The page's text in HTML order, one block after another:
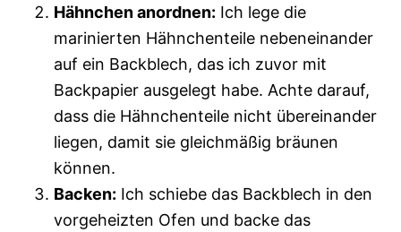
Hähnchen anordnen: Ich lege die
marinierten Hähnchenteile nebeneinander
auf ein Backblech, das ich zuvor mit
Backpapier ausgelegt habe. Achte darauf,
dass die Hähnchenteile nicht übereinander
liegen, damit sie gleichmäßig bräunen
können.
Backen: Ich schiebe das Backblech in den
vorgeheizten Ofen und backe das